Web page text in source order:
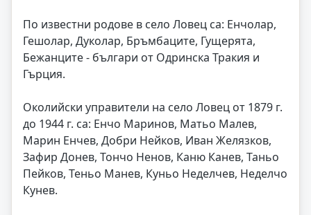
По известни родове в село Ловец са: Енчолар,
Гешолар, Дуколар, Бръмбаците, Гущерята,
Бежанците - българи от Одринска Тракия и
Гърция.
Околийски управители на село Ловец от 1879 г.
до 1944 г. са: Енчо Маринов, Матьо Малев,
Марин Енчев, Добри Нейков, Иван Желязков,
Зафир Донев, Тончо Ненов, Каню Канев, Таньо
Пейков, Теньо Манев, Куньо Неделчев, Неделчо
Кунев.